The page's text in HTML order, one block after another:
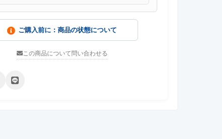
ご購入前に：商品の状態について
この商品について問い合わせる